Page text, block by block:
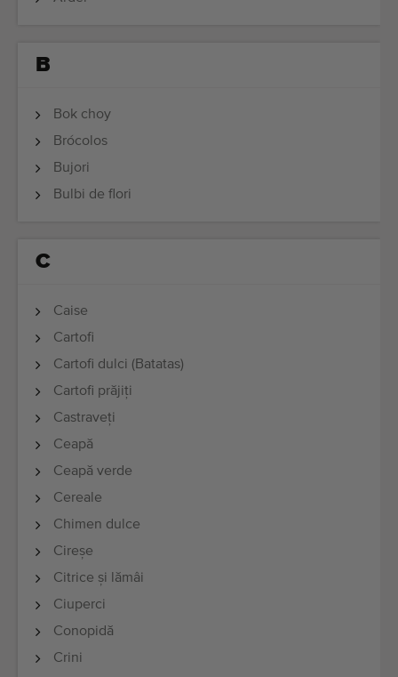
Notificări despre mașini disponibile
Machines
FAQ
Contact
Echipamente de calitate
Livrare în întreaga lume
Din 1977
B
Bok choy
Brócolos
Bujori
Bulbi de flori
C
Caise
Cartofi
Cartofi dulci (Batatas)
Cartofi prăjiți
Castraveţi
Ceapă
Ceapă verde
Cereale
Chimen dulce
Cireșe
Citrice și lămâi
Ciuperci
Conopidă
Crini